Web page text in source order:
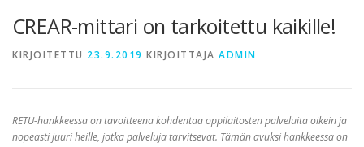
BLOGI YHTEYSTIEDOT MATERIAALIT
CREAR-mittari on tarkoitettu kaikille!
KIRJOITETTU 23.9.2019 KIRJOITTAJA ADMIN
RETU-hankkeessa on tavoitteena kohdentaa oppilaitosten palveluita oikein ja
nopeasti juuri heille, jotka palveluja tarvitsevat. Tämän avuksi hankkeessa on